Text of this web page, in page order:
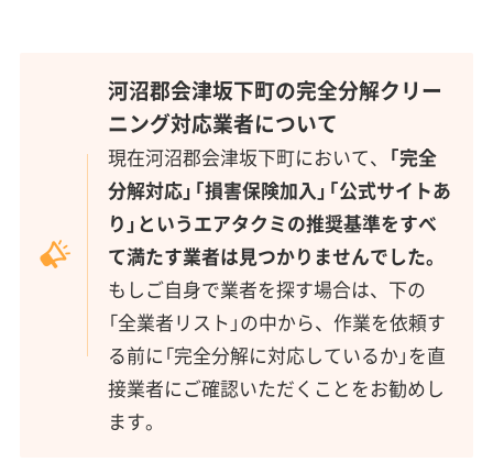
河沼郡会津坂下町の完全分解クリー
ニング対応業者について
現在河沼郡会津坂下町において、 「完全
分解対応」「損害保険加入」「公式サイトあ
り」というエアタクミの推奨基準をすべ
て満たす業者は見つかりませんでした。
もしご自身で業者を探す場合は、下の
「全業者リスト」の中から、作業を依頼す
る前に「完全分解に対応しているか」を直
接業者にご確認いただくことをお勧めし
ます。